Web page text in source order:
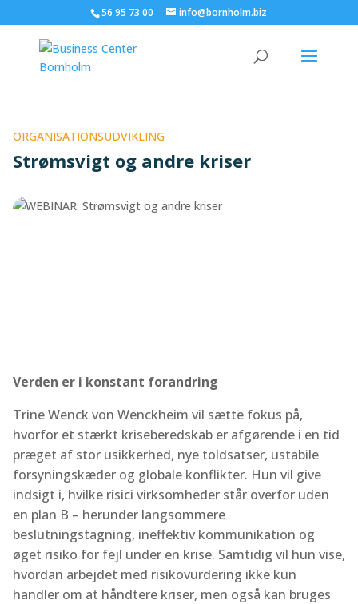
56 95 73 00 info@bornholm.biz
ORGANISATIONSUDVIKLING
Strømsvigt og andre kriser
Verden er i konstant forandring
Trine Wenck von Wenckheim vil sætte fokus på,
hvorfor et stærkt kriseberedskab er afgørende i en tid
præget af stor usikkerhed, nye toldsatser, ustabile
forsyningskæder og globale konflikter. Hun vil give
indsigt i, hvilke risici virksomheder står overfor uden
en plan B – herunder langsommere
beslutningstagning, ineffektiv kommunikation og
øget risiko for fejl under en krise. Samtidig vil hun vise,
hvordan arbejdet med risikovurdering ikke kun
handler om at håndtere kriser, men også kan bruges